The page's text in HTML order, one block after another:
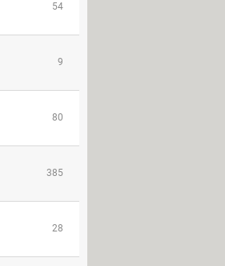
54
9
80
385
28